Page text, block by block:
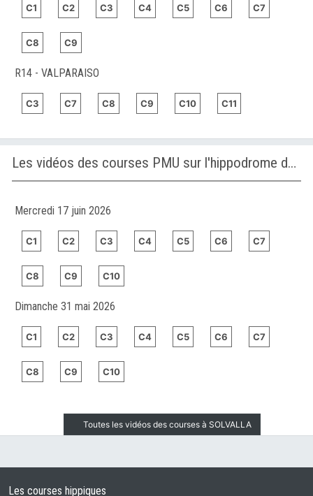
C1 C2 C3 C4 C5 C6 C7
C8 C9
R14 - VALPARAISO
C3 C7 C8 C9 C10 C11
Les vidéos des courses PMU sur l'hippodrome de SOLVALLA
Mercredi 17 juin 2026
C1 C2 C3 C4 C5 C6 C7
C8 C9 C10
Dimanche 31 mai 2026
C1 C2 C3 C4 C5 C6 C7
C8 C9 C10
Toutes les vidéos des courses à SOLVALLA
Les courses hippiques